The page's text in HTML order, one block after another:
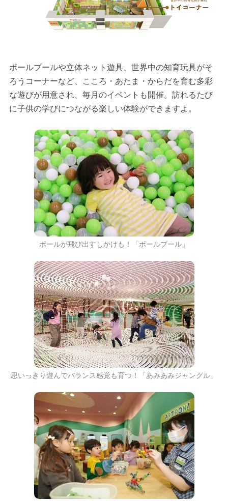
ボールプールや立体ネット遊具、世界中の知育玩具がそ
ろうコーナーなど、こころ・あたま・からだを育む多彩
な遊びが用意され、毎月のイベントも開催。訪れるたび
に子供の学びにつながる楽しい体験ができますよ。
ボールが飛び出すしかけも！「ボールプール」
思いっきり遊んでバランス感覚も育つ！「あみあみジャングル」